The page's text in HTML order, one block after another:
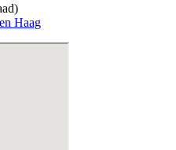
Haag